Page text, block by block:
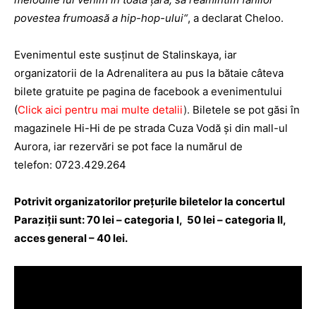
povestea frumoasă a hip-hop-ului“, a declarat Cheloo.
Evenimentul este susţinut de Stalinskaya, iar
organizatorii de la Adrenalitera au pus la bătaie câteva
bilete gratuite pe pagina de facebook a evenimentului
(Click aici pentru mai multe detalii). Biletele se pot găsi în
magazinele Hi-Hi de pe strada Cuza Vodă şi din mall-ul
Aurora, iar rezervări se pot face la numărul de
telefon: 0723.429.264
Potrivit organizatorilor prețurile biletelor la concertul
Paraziții sunt: 70 lei – categoria I, 50 lei – categoria II,
acces general – 40 lei.